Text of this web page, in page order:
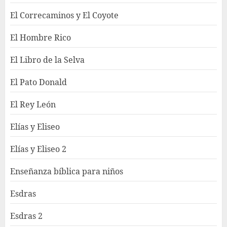
El Correcaminos y El Coyote
El Hombre Rico
El Libro de la Selva
El Pato Donald
El Rey León
Elías y Eliseo
Elías y Eliseo 2
Enseñanza bíblica para niños
Esdras
Esdras 2